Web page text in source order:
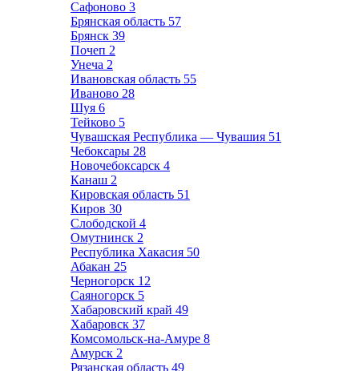
Сафоново 3
Брянская область 57
Брянск 39
Почеп 2
Унеча 2
Ивановская область 55
Иваново 28
Шуя 6
Тейково 5
Чувашская Республика — Чувашия 51
Чебоксары 28
Новочебоксарск 4
Канаш 2
Кировская область 51
Киров 30
Слободской 4
Омутнинск 2
Республика Хакасия 50
Абакан 25
Черногорск 12
Саяногорск 5
Хабаровский край 49
Хабаровск 37
Комсомольск-на-Амуре 8
Амурск 2
Рязанская область 49